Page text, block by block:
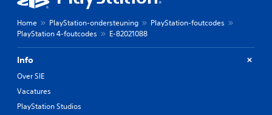
Home PlayStation-ondersteuning
PlayStation-foutcodes
PlayStation 4-foutcodes
E-82021088
Info
Over SIE
Vacatures
PlayStation Studios